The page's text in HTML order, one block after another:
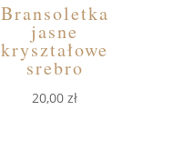
Bransoletka
jasne
kryształowe
srebro
20,00zł